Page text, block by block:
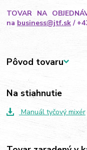
TOVAR NA
na business@jtf.sk/
Pôvod tovaru
Na stiahnutie
Manuál tyčový mixér